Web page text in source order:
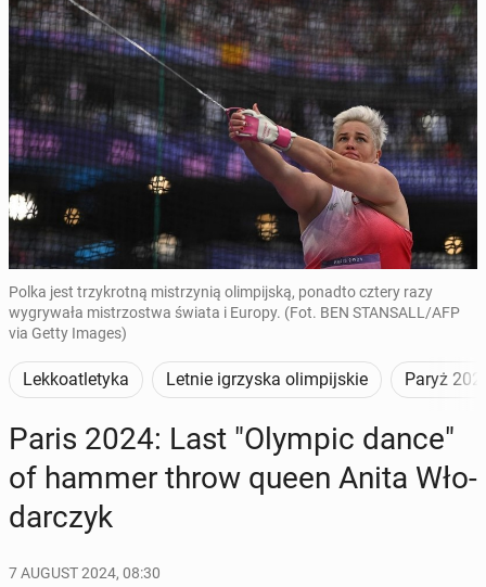
Polka jest trzykrotną mistrzynią olimpijską, ponadto cztery razy
wygrywała mistrzostwa świata i Europy. (Fot. BEN STANSALL/AFP
via Getty Images)
Lekkoatletyka Letnie igrzyska olimpijskie Paryż
Paris 2024: Last "Olympic dance"
of hammer throw queen Anita Wło­
dar­czyk
7 AUGUST 2024, 08:30